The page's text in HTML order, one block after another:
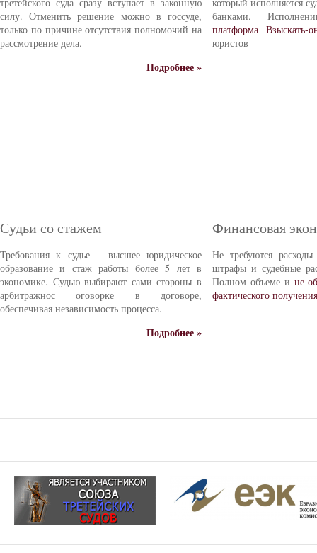
силу. Отменить решение можно в госсуде,
только по причине отсутствия полномочий на
рассмотрение дела.
Подробнее »
банками.
платформа Взыскать-
юристов
Судьи со стажем
Требования к судье – высшее юридическое
образование и стаж работы более 5 лет в
экономике. Судью выбирают сами стороны в
арбитражнос оговорке в договоре,
обеспечивая независимость процесса.
Подробнее »
Финансовая
Не требуются
штрафы и судебные
Полном объеме и не
фактического получения